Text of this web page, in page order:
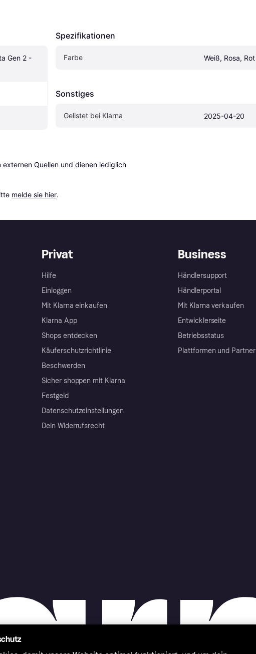
Gen 2 -
Spezifikationen
Farbe Weiß, Rosa, Rot
Sonstiges
Gelistet bei Klarna 2025-04-20
Quellen und dienen lediglich
melde sie hier.
Privat
Hilfe
Einloggen
Mit Klarna einkaufen
Klarna App
Shops entdecken
Käuferschutzrichtlinie
Beschwerden
Sicher shoppen mit Klarna
Festgeld
Datenschutzeinstellungen
Dein Widerrufsrecht
Business
Händlersupport
Händlerportal
Mit Klarna verkaufen
Entwicklerseite
Betriebsstatus
Plattformen und Partner